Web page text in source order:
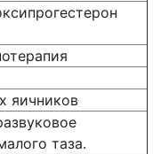
яичников
таза.